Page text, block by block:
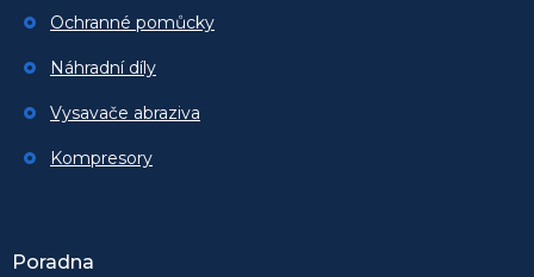
Ochranné pomůcky
Náhradní díly
Vysavače abraziva
Kompresory
Poradna